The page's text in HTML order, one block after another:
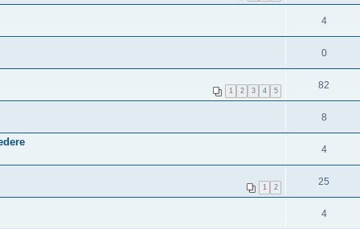
4
0
1 2 3 4 5 82
8
4
1 2 25
4